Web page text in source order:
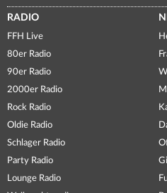
RADIO
FFH Live
80er Radio
90er Radio
2000er Radio
Rock Radio
Oldie Radio
Schlager Radio
Party Radio
Lounge Radio